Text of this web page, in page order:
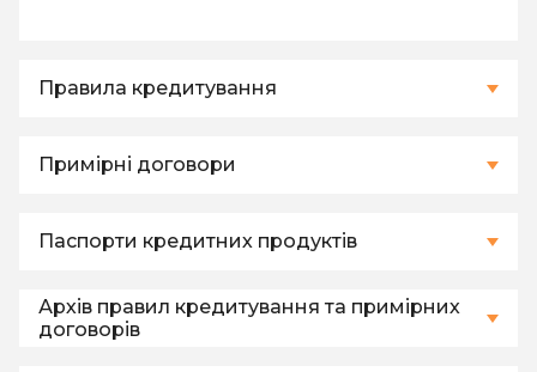
Правила кредитування
Конфіденційність та обробка
персональних даних
Положення про конфіденційність Товариства з
обмеженою відповідальністю «ОПТИМАЛЬНІ
КРЕДИТИ»
Примірні договори
Конфіденційність та обробка
персональних даних
Конфіденційність:
Паспорти кредитних продуктів
Конфіденційність та обробка
персональних даних
Архів правил кредитування та примірних
договорів